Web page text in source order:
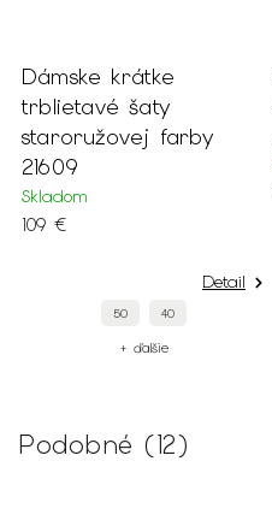
Dámske krátke
trblietavé šaty
staroružovej farby
21609
Skladom
109 €
Detail
50 40
+ ďalšie
Podobné (12)